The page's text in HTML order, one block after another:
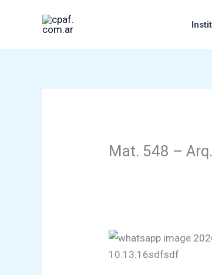
Mat. 548 –